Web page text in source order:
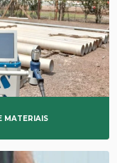
MATERIAIS